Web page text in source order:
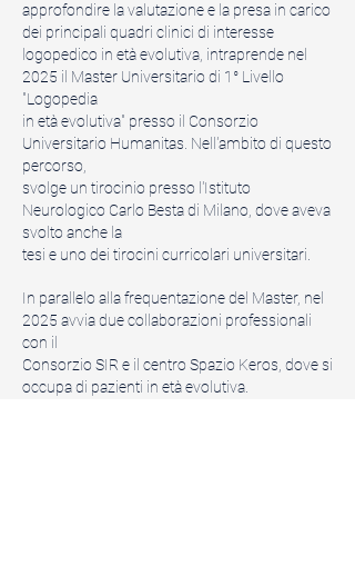
approfondire la valutazione e la presa in carico
dei principali quadri clinici di interesse
logopedico in età evolutiva, intraprende nel
2025 il Master Universitario di 1° Livello
"Logopedia
in età evolutiva" presso il Consorzio
Universitario Humanitas. Nell'ambito di questo
percorso,
svolge un tirocinio presso l'Istituto
Neurologico Carlo Besta di Milano, dove aveva
svolto anche la
tesi e uno dei tirocini curricolari universitari.
In parallelo alla frequentazione del Master, nel
2025 avvia due collaborazioni professionali
con il
Consorzio SIR e il centro Spazio Keros, dove si
occupa di pazienti in età evolutiva.